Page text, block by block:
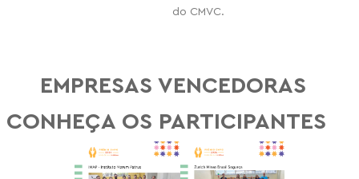
do CMVC.
EMPRESAS VENCEDORAS
CONHEÇA OS PARTICIPANTES